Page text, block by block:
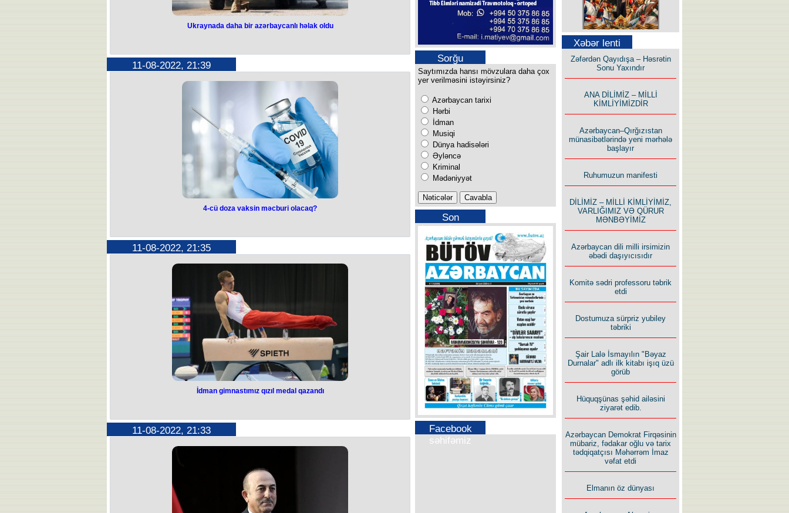
həlak oldu
tutması nəticəsində həmyerlimiz Tofiq Məmməd oğlu Əsgərov həlak olub.
Onun sözlərinə görə, Rusiya ordusunun gecə saatlarında
Dnepropetrovsk vilayətini atəşə tutması nəticəsində 13 dinc sakin həlak
olub. 11 nəfər yaralanıb, onlardan 5-nin vəziyyəti ağırdır. Həlak
olanlardan biri 1966-cı il təvəllüdlü azərbaycanlı Tofiq Əsgərovdur.
Məlumata görə, Tofiq Əsgərov Poltava Azərbaycanlıları Radasının sədri
Fizuli Qəmbərovun qayınatasıdır.
Ukraynada daha bir azərbaycanlı həlak oldu
11-08-2022, 21:39
Azərbaycanda yoluxma hallarının artması fonunda koronavirus əleyhinə
4-cü doza vaksinin məcburi olacağı deyilir. İddia olunur ki, payıza doğru
vurulması prosesinə start veriləcək. TƏBİB-in infeksion xəstəlikləri üzrə
işçi qrupunun rəhbəri, həkim-infeksionist Vasif Əliyev vaksinasiya ilə bağlı
iddialara aydınlıq gətirib. Tanınmış həkim açıqlamasında bildirib ki, təkcə
Azərbaycanda deyil, ümumilikdə dünyada dördüncü doza vaksinlə bağlı
fikirlər müxtəlifdir. “Ancaq hazırkı vəziyyəti nəzərə alaraq deyə bilərəm ki,
Azərbaycanda 4-cü doza vaksin məcburi olmayacaq. Təbii ki, hər kəs
könüllü şəkildə 4-cü doza vaksini qəbul edə bilər. Lakin önümüzdəki
günlərdə yoluxmada fərqli rəqəmlər olduğu zaman başqa qərarlar da
qəbul oluna bilər”, - deyə TƏBİB nümayəndəsi vurğulayıb. Qeyd edək ki,
Azərbaycanda indiyədək vurulan vaksinlərin ümumi sayı 13 832 547,
birinci mərhələ üzrə vaksinasiya olunanların ümumi sayı 5 369 091, ikinci
mərhələ üzrə vaksinasiya olunanların sayı 4 859 097, üç və daha çox
doza vaksin vurduranların sayı 3 348 027, pozitiv nəticədən sonra buster
doza üzrə vaksinasiya olunanların sayı isə 256 350-dir.
4-cü doza vaksin məcburi olacaq?
11-08-2022, 21:35
qazandı
keçirilən V İslam Həmrəylik Oyunlarında qızıl medal qazanıb.
Butov.az
icrasında bütün rəqiblərini üstələyib. Nikita Simonov isə halqalar ilə
hərəkətlərdə 2-ci yeri tutub.
İdman gimnastımız qızıl medal qazandı
11-08-2022, 21:33
Sorğu
Saytımızda hansı mövzulara daha çox
yer verilməsini istəyirsiniz?
Azərbaycan tarixi
Hərbi
İdman
Musiqi
Dünya hadisələri
Əyləncə
Kriminal
Mədəniyyət
Son
buraxılışımız
Facebook
səhifəmiz
Səfər Alışarlı yazır
Uzun yolun Yolçusu
Rusiyanın süqutunu qaçılmaz
edən beş şərt
Xəbər lenti
Zəfərdən Qayıdışa – Həsrətin
Sonu Yaxındır
ANA DİLİMİZ – MİLLİ
KİMLİYİMİZDİR
Azərbaycan–Qırğızıstan
münasibətlərində yeni mərhələ
başlayır
Ruhumuzun manifesti
DİLİMİZ – MİLLİ KİMLİYİMİZ,
VARLIĞIMIZ VƏ QÜRUR
MƏNBƏYİMİZ
Azərbaycan dili milli irsimizin
əbədi daşıyıcısıdır
Komitə sədri professoru təbrik
etdi
Dostumuza sürpriz yubiley
təbriki
Şair Lalə İsmayılın "Bəyaz
Durnalar" adlı ilk kitabı işıq üzü
görüb
Hüquqşünas şəhid ailəsini
ziyarət edib.
Azərbaycan Demokrat Firqəsinin
mübariz, fədakar oğlu və tarix
tədqiqatçısı Məhərrəm İmaz
vəfat etdi
Elmanın öz dünyası